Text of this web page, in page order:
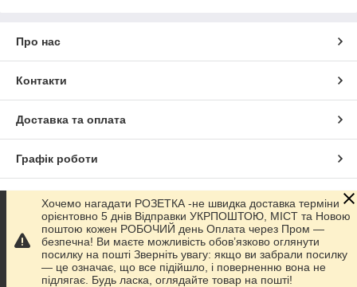
Про нас
Контакти
Доставка та оплата
Графік роботи
Повна версія сайту
Сайт створено на маркетплейсіProm.ua
Політика конфіденційності
Хочемо нагадати РОЗЕТКА -не швидка доставка терміни
орієнтовно 5 днів Відправки УКРПОШТОЮ, МІСТ та Новою
поштою кожен РОБОЧИЙ день Оплата через Пром —
безпечна! Ви маєте можливість обов’язково оглянути
посилку на пошті Зверніть увагу: якщо ви забрали посилку
— це означає, що все підійшло, і поверненню вона не
підлягає. Будь ласка, оглядайте товар на пошті!